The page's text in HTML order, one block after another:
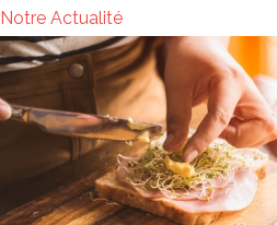
Notre Actualité